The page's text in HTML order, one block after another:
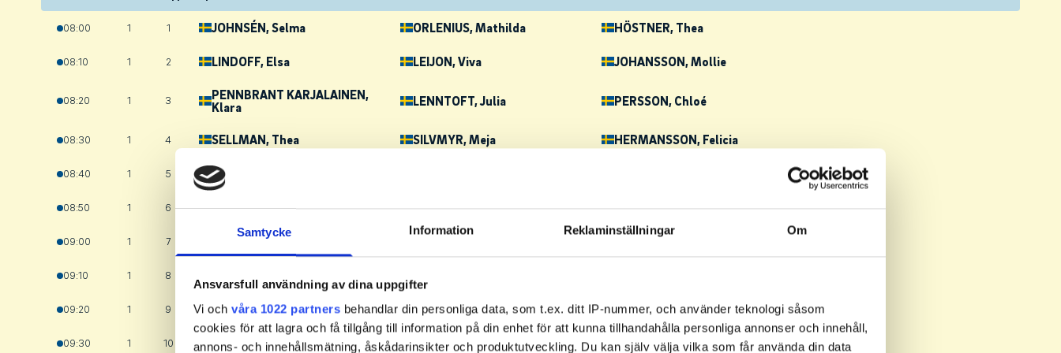
Samtycke Information Reklaminställningar Om
Ansvarsfull användning av dina uppgifter
Vi och våra 1022 partners behandlar din personliga data, som t.ex. ditt IP-nummer, och använder teknologi såsom
cookies för att lagra och få tillgång till information på din enhet för att kunna tillhandahålla personliga annonser och innehåll,
annons- och innehållsmätning, åskådarinsikter och produktutveckling. Du kan själv välja vilka som får använda din data
08:00 1 1 JOHNSÉN, Selma ORLENIUS, Mathilda HÖSTNER, Thea
08:10 1 2 LINDOFF, Elsa LEIJON, Viva JOHANSSON, Mollie
08:20 1 3 PENNBRANT KARJALAINEN,
Klara
LENNTOFT, Julia PERSSON, Chloé
08:30 1 4 SELLMAN, Thea SILVMYR, Meja HERMANSSON, Felicia
08:40 1 5 SÖDERMARK
08:50 1 6 LUNDBERG FOLKESSON, Oscar BERGSTRÖM, Erik
09:00 1 7 JERKEBORG, Alfred PALMÉR, Elliot
09:10 1 8
09:20 1 9 WESTLING, Adam CEDÅS, Oscar ROUPÉ , Nils
09:30 1 10 LUNDGREN, Ebbe DAHLÉN, Rasmus GILLENSTRAND, Felix